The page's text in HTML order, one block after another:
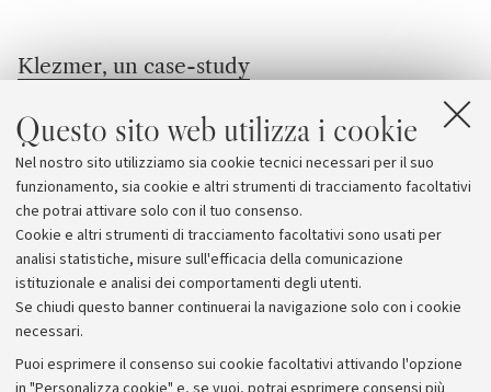
Questo sito web utilizza i cookie
Nel nostro sito utilizziamo sia cookie tecnici necessari per il suo
funzionamento, sia cookie e altri strumenti di tracciamento facoltativi
che potrai attivare solo con il tuo consenso.
Cookie e altri strumenti di tracciamento facoltativi sono usati per
analisi statistiche, misure sull'efficacia della comunicazione
istituzionale e analisi dei comportamenti degli utenti.
Se chiudi questo banner continuerai la navigazione solo con i cookie
necessari.
Puoi esprimere il consenso sui cookie facoltativi attivando l'opzione
Klezmer, un case-study
Musiche Americane.
... 868 869 870 ...
Archivio